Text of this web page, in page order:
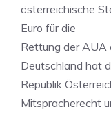
österreichische
Euro für die
Rettung der AUA
Deutschland hat
Republik
Mitspracherecht